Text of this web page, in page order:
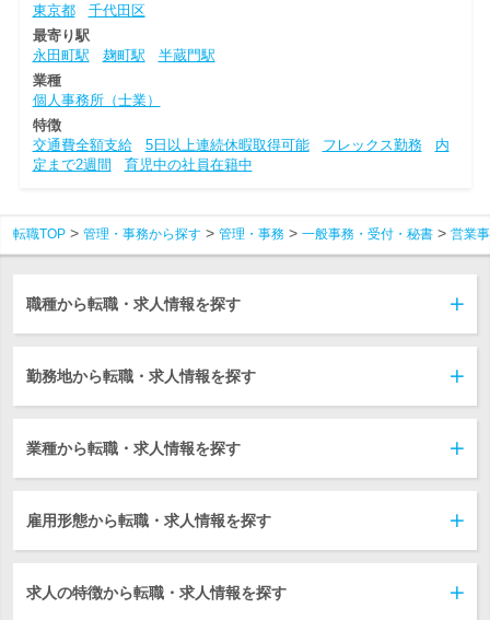
東京都
千代田区
最寄り駅
永田町駅
麹町駅
半蔵門駅
業種
個人事務所（士業）
特徴
交通費全額支給
5日以上連続休暇取得可能 フレックス勤務
内
定まで2週間
育児中の社員在籍中
転職TOP 管理・事務から探す 管理・事務 一般事務・受付・秘書 営業
職種から転職・求人情報を探す
勤務地から転職・求人情報を探す
業種から転職・求人情報を探す
雇用形態から転職・求人情報を探す
求人の特徴から転職・求人情報を探す